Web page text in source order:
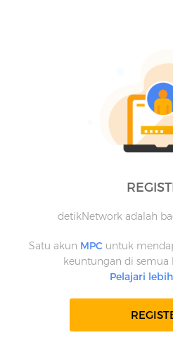
detikNetwork adalah
Satu akun MPC untuk
keuntungan di semua
Pelajari